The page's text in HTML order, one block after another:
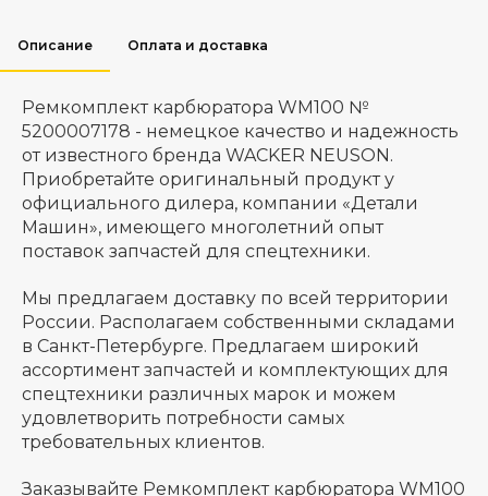
Описание Оплата и доставка
Ремкомплект карбюратора WM100 №
5200007178 - немецкое качество и надежность
от известного бренда WACKER NEUSON.
Приобретайте оригинальный продукт у
официального дилера, компании «Детали
Машин», имеющего многолетний опыт
поставок запчастей для спецтехники.
Мы предлагаем доставку по всей территории
России. Располагаем собственными складами
в Санкт-Петербурге. Предлагаем широкий
ассортимент запчастей и комплектующих для
спецтехники различных марок и можем
удовлетворить потребности самых
требовательных клиентов.
Заказывайте Ремкомплект карбюратора WM100